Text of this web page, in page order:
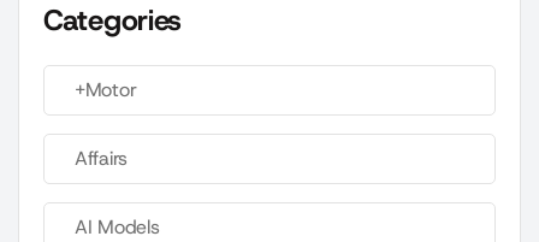
Categories
+Motor
Affairs
AI Models